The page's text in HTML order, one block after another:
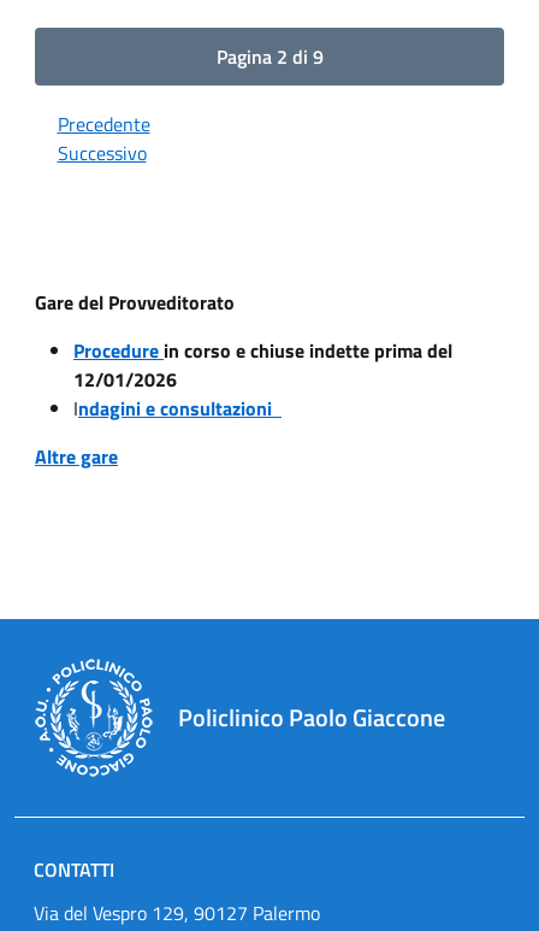
Pagina 2 di 9
Precedente
Successivo
Gare del Provveditorato
Procedure in corso e chiuse indette prima del
12/01/2026
Indagini e consultazioni
Altre gare
Policlinico Paolo Giaccone
CONTATTI
Via del Vespro 129, 90127 Palermo